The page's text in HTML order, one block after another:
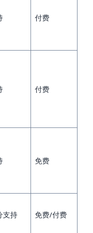
付费
付费
免费
支持 免费/付费